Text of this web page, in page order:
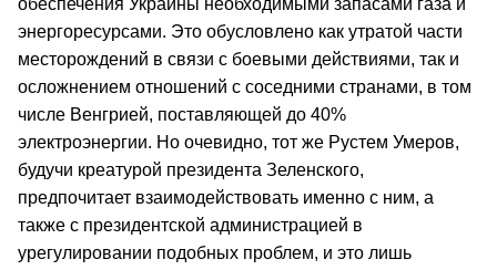
обеспечения Украины необходимыми запасами газа и
энергоресурсами. Это обусловлено как утратой части
месторождений в связи с боевыми действиями, так и
осложнением отношений с соседними странами, в том
числе Венгрией, поставляющей до 40%
электроэнергии. Но очевидно, тот же Рустем Умеров,
будучи креатурой президента Зеленского,
предпочитает взаимодействовать именно с ним, а
также с президентской администрацией в
урегулировании подобных проблем, и это лишь